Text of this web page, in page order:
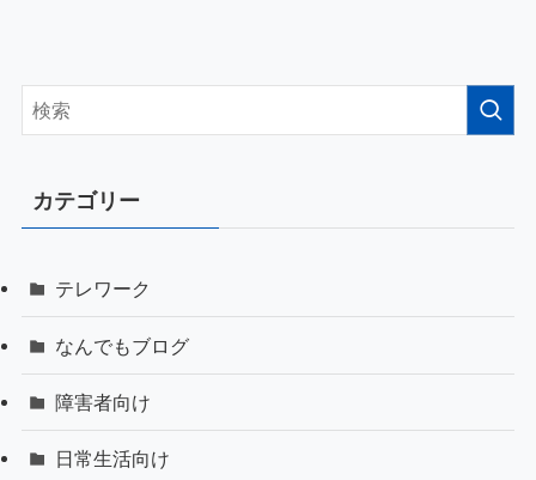
カテゴリー
テレワーク
なんでもブログ
障害者向け
日常生活向け